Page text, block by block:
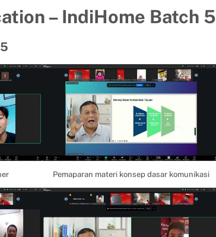
– IndiHome Batch 5
Pemaparan materi konsep dasar komunikasi